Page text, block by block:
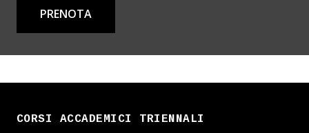
CORSI ACCADEMICI TRIENNALI